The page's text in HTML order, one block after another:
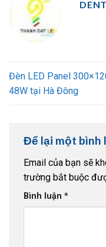
Đèn LED Panel
48W tại Hà Đông
Để lại một bình
Email của bạn sẽ
trường bắt buộc
Bình luận *